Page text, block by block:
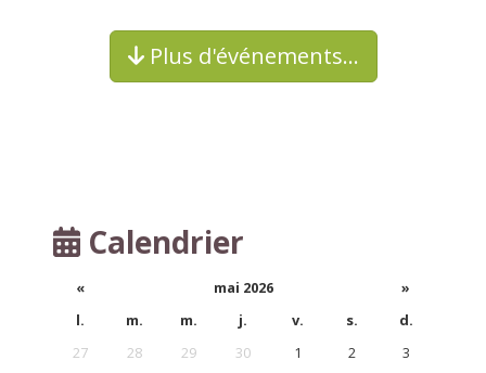
Plus d'événements…
Calendrier
« mai 2026
»
l.
m. m. j. v. s.
d.
27
28 29 30 1 2
3